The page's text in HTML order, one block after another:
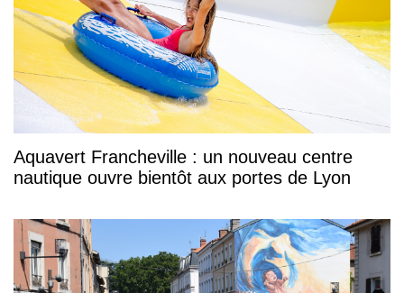
Aquavert Francheville : un nouveau centre
nautique ouvre bientôt aux portes de Lyon